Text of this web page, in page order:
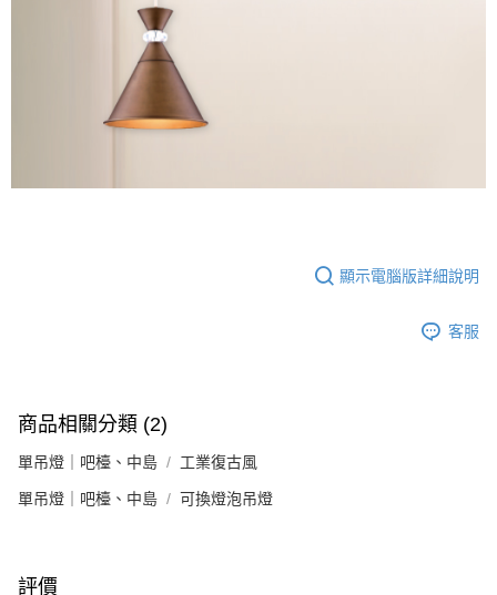
顯示電腦版詳細說明
客服
商品相關分類 (2)
單吊燈｜吧檯、中島 工業復古風
單吊燈｜吧檯、中島 可換燈泡吊燈
評價